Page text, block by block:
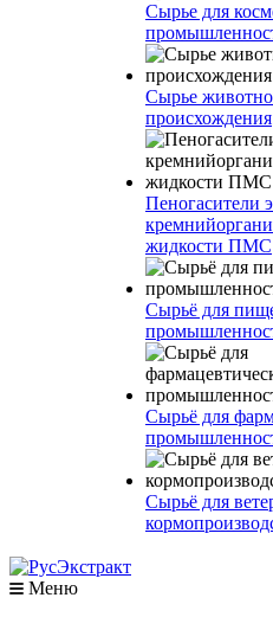
Сырье для
Сырье
происхождения
Пеногасители
жидкости ПМС
Сырьё для
Сырьё для
Сырьё для
Меню